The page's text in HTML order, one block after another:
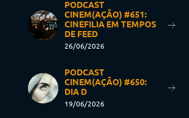
PODCAST
CINEM(AÇÃO) #651:
CINEFILIA EM TEMPOS
DE FEED
26/06/2026
PODCAST
CINEM(AÇÃO) #650:
DIA D
19/06/2026